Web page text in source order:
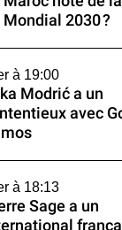
Mondial 2030 ?
à 19:00
Modrić a un
avec
à 18:13
Sage a un